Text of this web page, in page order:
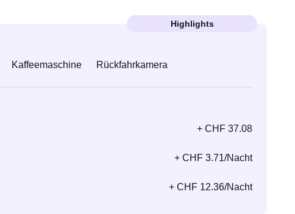
Highlights
Kaffeemaschine
Rückfahrkamera
+ CHF 37.08
+ CHF 3.71/Nacht
+ CHF 12.36/Nacht